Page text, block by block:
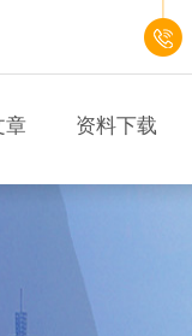
章 资料下载